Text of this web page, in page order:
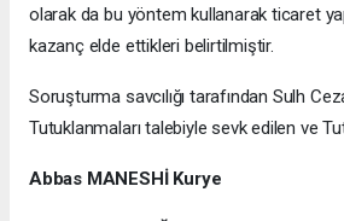
olarak da bu yöntem kullanarak ticaret
kazanç elde ettikleri belirtilmiştir.
Soruşturma savcılığı tarafından Sulh
Tutuklanmaları talebiyle sevk edilen ve
Abbas MANESHİ Kurye